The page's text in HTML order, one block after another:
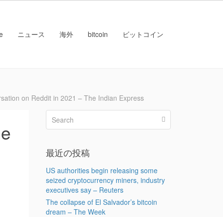
ニュース 海外 bitcoin ビットコイン
on Reddit in 2021 – The Indian Express
最近の投稿
US authorities begin releasing some
seized cryptocurrency miners, industry
executives say – Reuters
The collapse of El Salvador’s bitcoin
dream – The Week